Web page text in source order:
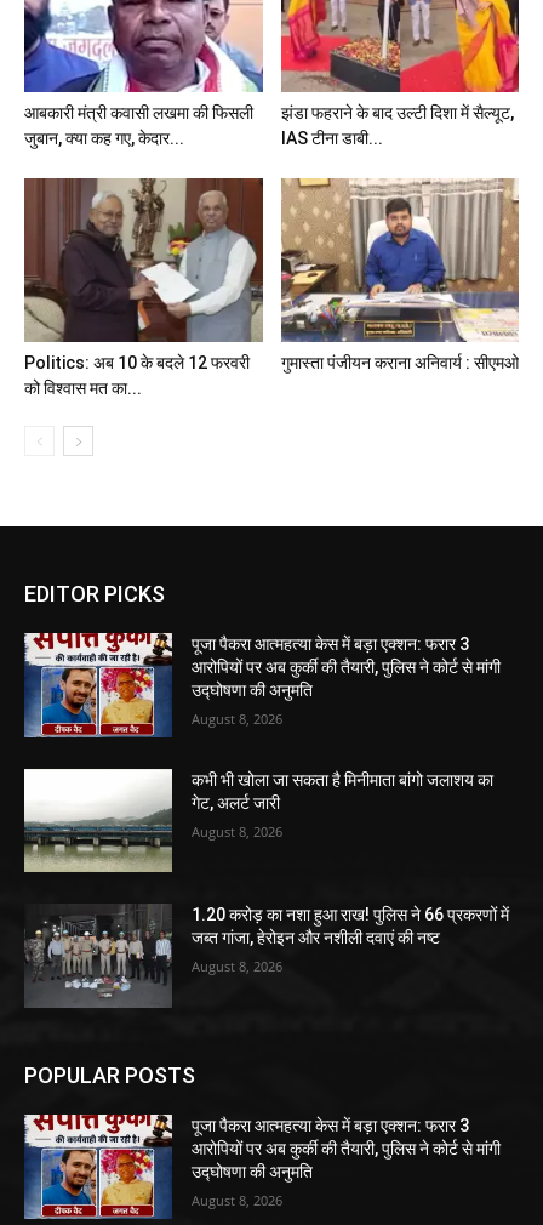
आबकारी मंत्री कवासी लखमा की फिसली
जुबान, क्या कह गए, केदार...
झंडा फहराने के बाद उल्टी दिशा में सैल्यूट,
IAS टीना डाबी...
Politics: अब 10 के बदले 12 फरवरी
को विश्वास मत का...
गुमास्ता पंजीयन कराना अनिवार्य : सीएमओ
EDITOR PICKS
पूजा पैकरा आत्महत्या केस में बड़ा एक्शन: फरार 3
आरोपियों पर अब कुर्की की तैयारी, पुलिस ने कोर्ट से मांगी
उद्घोषणा की अनुमति
August 8, 2026
कभी भी खोला जा सकता है मिनीमाता बांगो जलाशय का
गेट, अलर्ट जारी
August 8, 2026
1.20 करोड़ का नशा हुआ राख! पुलिस ने 66 प्रकरणों में
जब्त गांजा, हेरोइन और नशीली दवाएं की नष्ट
August 8, 2026
POPULAR POSTS
पूजा पैकरा आत्महत्या केस में बड़ा एक्शन: फरार 3
आरोपियों पर अब कुर्की की तैयारी, पुलिस ने कोर्ट से मांगी
उद्घोषणा की अनुमति
August 8, 2026